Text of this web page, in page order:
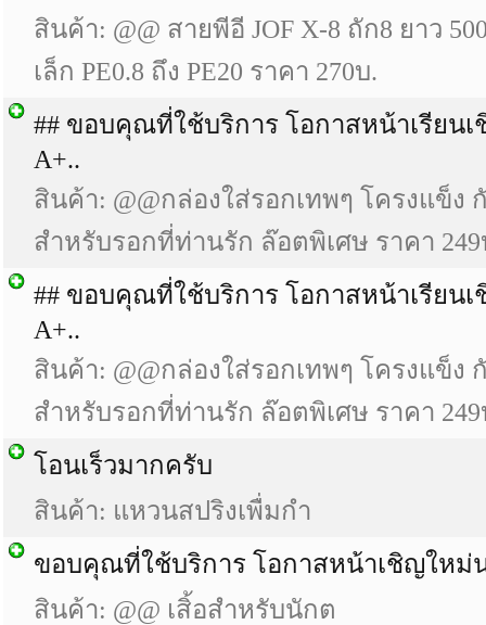
สินค้า: @@ สายพีอี JOF X-8 ถัก8 ยาว
เล็ก PE0.8 ถึง PE20 ราคา 270บ.
## ขอบคุณที่ใช้บริการ โอกาสหน้าเรียน
A+..
สินค้า: @@กล่องใส่รอกเทพๆ โครงแข็ง
สำหรับรอกที่ท่านรัก ล๊อตพิเศษ ราคา 249
## ขอบคุณที่ใช้บริการ โอกาสหน้าเรียน
A+..
สินค้า: @@กล่องใส่รอกเทพๆ โครงแข็ง
สำหรับรอกที่ท่านรัก ล๊อตพิเศษ ราคา 249
โอนเร็วมากครับ
สินค้า: แหวนสปริงเพื่มกำ
ขอบคุณที่ใช้บริการ โอกาสหน้าเชิญใหม่
สินค้า: @@ เสิ้อสำหรับนักต